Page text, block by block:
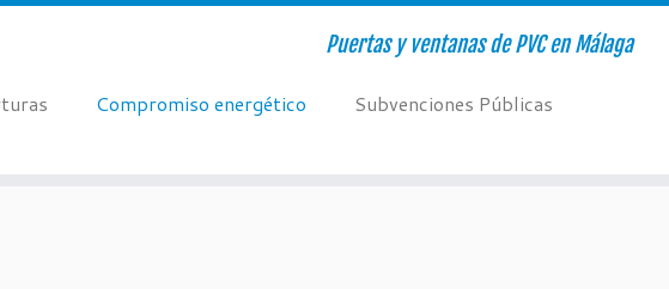
Puertas y ventanas de PVC en Málaga
Compromiso energético
Subvenciones Públicas